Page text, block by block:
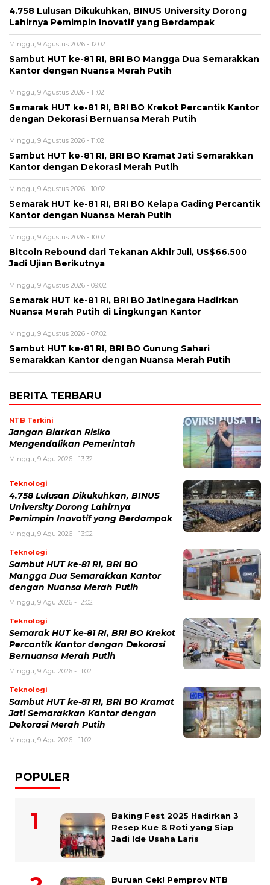
4.758 Lulusan Dikukuhkan, BINUS University Dorong
Lahirnya Pemimpin Inovatif yang Berdampak
Minggu, 9 Agustus 2026 - 12:02
Sambut HUT ke-81 RI, BRI BO Mangga Dua Semarakkan
Kantor dengan Nuansa Merah Putih
Minggu, 9 Agustus 2026 - 11:02
Semarak HUT ke-81 RI, BRI BO Krekot Percantik Kantor
dengan Dekorasi Bernuansa Merah Putih
Minggu, 9 Agustus 2026 - 11:02
Sambut HUT ke-81 RI, BRI BO Kramat Jati Semarakkan
Kantor dengan Dekorasi Merah Putih
Minggu, 9 Agustus 2026 - 10:02
Semarak HUT ke-81 RI, BRI BO Kelapa Gading Percantik
Kantor dengan Nuansa Merah Putih
Minggu, 9 Agustus 2026 - 10:02
Bitcoin Rebound dari Tekanan Akhir Juli, US$66.500
Jadi Ujian Berikutnya
Minggu, 9 Agustus 2026 - 09:02
Semarak HUT ke-81 RI, BRI BO Jatinegara Hadirkan
Nuansa Merah Putih di Lingkungan Kantor
Minggu, 9 Agustus 2026 - 07:02
Sambut HUT ke-81 RI, BRI BO Gunung Sahari
Semarakkan Kantor dengan Nuansa Merah Putih
BERITA TERBARU
NTB Terkini
Jangan Biarkan Risiko
Mengendalikan Pemerintah
Minggu, 9 Agu 2026 - 13:32
Teknologi
4.758 Lulusan Dikukuhkan, BINUS
University Dorong Lahirnya
Pemimpin Inovatif yang Berdampak
Minggu, 9 Agu 2026 - 13:02
Teknologi
Sambut HUT ke-81 RI, BRI BO
Mangga Dua Semarakkan Kantor
dengan Nuansa Merah Putih
Minggu, 9 Agu 2026 - 12:02
Teknologi
Semarak HUT ke-81 RI, BRI BO Krekot
Percantik Kantor dengan Dekorasi
Bernuansa Merah Putih
Minggu, 9 Agu 2026 - 11:02
Teknologi
Sambut HUT ke-81 RI, BRI BO Kramat
Jati Semarakkan Kantor dengan
Dekorasi Merah Putih
Minggu, 9 Agu 2026 - 11:02
POPULER
Baking Fest 2025 Hadirkan 3
Resep Kue & Roti yang Siap
Jadi Ide Usaha Laris
Buruan Cek! Pemprov NTB